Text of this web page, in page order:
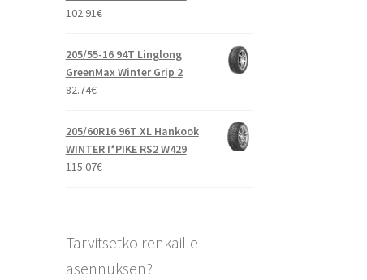
102.91€
205/55-16 94T Linglong
GreenMax Winter Grip 2
82.74€
205/60R16 96T XL Hankook
WINTER I*PIKE RS2 W429
115.07€
Tarvitsetko renkaille
asennuksen?